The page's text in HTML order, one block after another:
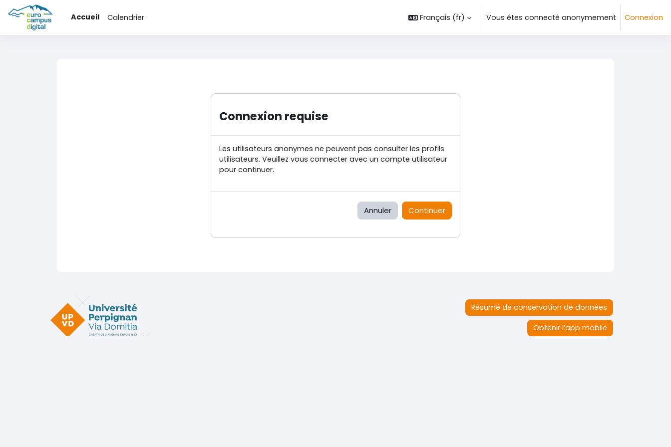
Passer au contenu principal
Accueil
Calendrier Français ‎(fr)‎ Vous êtes connecté anonymement Connexion
Connexion requise
Les utilisateurs anonymes ne peuvent pas consulter les profils
utilisateurs. Veuillez vous connecter avec un compte utilisateur
pour continuer.
Annuler Continuer
Résumé de conservation de données
Obtenir l’app mobile